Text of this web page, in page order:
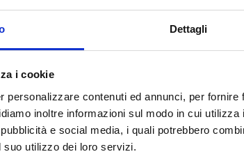
Dettagli
i cookie
personalizzare contenuti ed annunci, per
inoltre informazioni sul modo in cui
e social media, i quali potrebbero
suo utilizzo dei loro servizi.
Dal 2005, AL. EA è un punto di
ALEX SPA